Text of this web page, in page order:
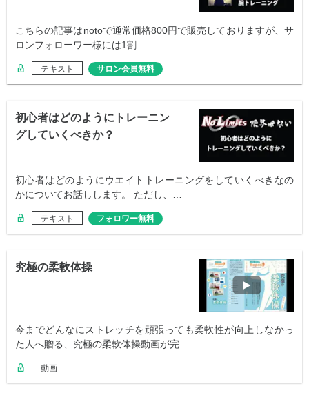
こちらの記事はnotoで通常価格800円で販売しておりますが、サ
ロンフォローワー様には1割…
テキスト サロン会員無料
初心者はどのようにトレーニン
グしていくべきか？
初心者はどのようにウエイトトレーニングをしていくべきなの
かについてお話しします。 ただし、…
テキスト フォロワー無料
究極の柔軟体操
今までどんなにストレッチを頑張っても柔軟性が向上しなかっ
た人へ贈る、究極の柔軟体操動画が完…
動画